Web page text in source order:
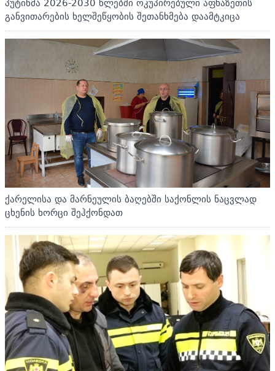
განვითარების ხელშეწყობის შეთანხმება დაამტკიცა
ქარელისა და მარნეულის ბაღებში საქონლის ნაცვლად
ცხენის ხორცი შეჰქონდათ